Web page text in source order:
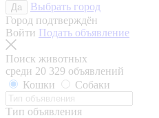
Да
Выбрать город
Город подтверждён
Войти Подать объявление
Поиск животных
среди 20 329 объявлений
Кошки
Собаки
Тип объявления